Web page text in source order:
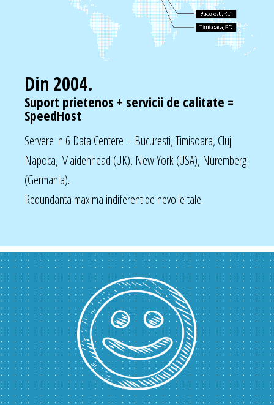
Din 2004.
Suport prietenos + servicii de calitate =
SpeedHost
Servere in 6 Data Centere – Bucuresti, Timisoara, Cluj
Napoca, Maidenhead (UK), New York (USA), Nuremberg
(Germania).
Redundanta maxima indiferent de nevoile tale.